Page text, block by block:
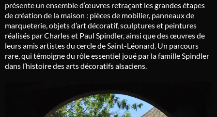
présente un ensemble d’œuvres retraçant les grandes étapes
de création de la maison : pièces de mobilier, panneaux de
marqueterie, objets d’art décoratif, sculptures et peintures
réalisés par Charles et Paul Spindler, ainsi que des œuvres de
leurs amis artistes du cercle de Saint-Léonard. Un parcours
rare, qui témoigne du rôle essentiel joué par la famille Spindler
dans l’histoire des arts décoratifs alsaciens.